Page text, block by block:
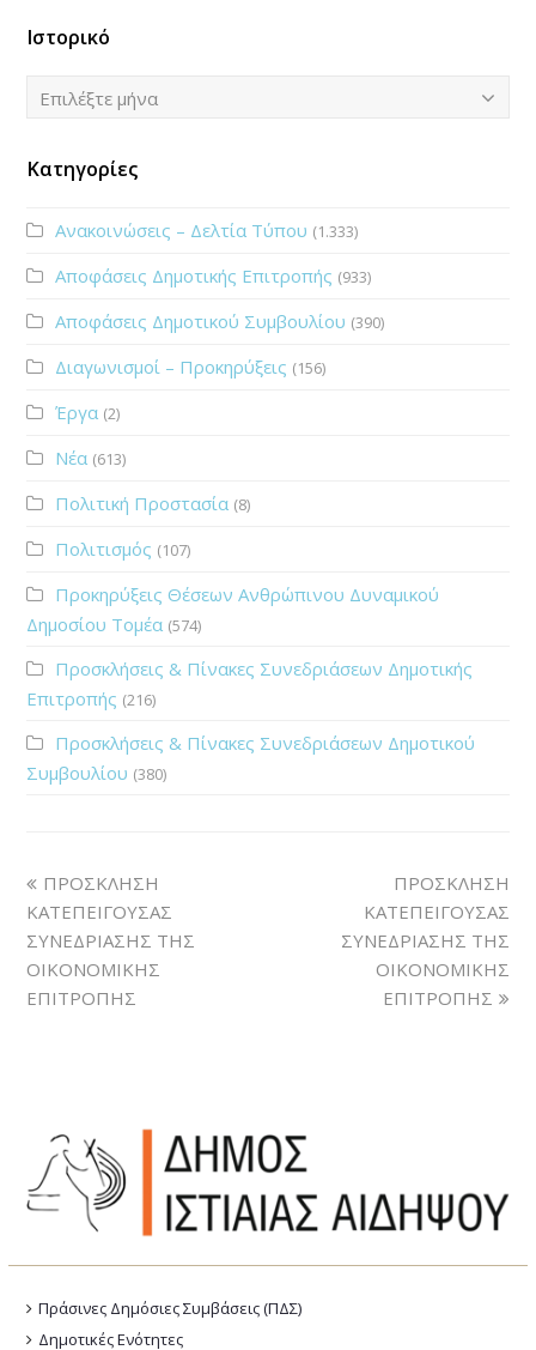
Ιστορικό
Ιστορικό
Επιλέξτε μήνα
Κατηγορίες
Ανακοινώσεις – Δελτία Τύπου (1.333)
Αποφάσεις Δημοτικής Επιτροπής (933)
Αποφάσεις Δημοτικού Συμβουλίου (390)
Διαγωνισμοί – Προκηρύξεις (156)
Έργα (2)
Νέα (613)
Πολιτική Προστασία (8)
Πολιτισμός (107)
Προκηρύξεις Θέσεων Ανθρώπινου Δυναμικού
Δημοσίου Τομέα (574)
Προσκλήσεις & Πίνακες Συνεδριάσεων Δημοτικής
Επιτροπής (216)
Προσκλήσεις & Πίνακες Συνεδριάσεων Δημοτικού
Συμβουλίου (380)
ΠΡΟΣΚΛΗΣΗ
ΚΑΤΕΠΕΙΓΟΥΣΑΣ
ΣΥΝΕΔΡΙΑΣΗΣ ΤΗΣ
ΟΙΚΟΝΟΜΙΚΗΣ
ΕΠΙΤΡΟΠΗΣ
ΠΡΟΣΚΛΗΣΗ
ΚΑΤΕΠΕΙΓΟΥΣΑΣ
ΣΥΝΕΔΡΙΑΣΗΣ ΤΗΣ
ΟΙΚΟΝΟΜΙΚΗΣ
ΕΠΙΤΡΟΠΗΣ
Πράσινες Δημόσιες Συμβάσεις (ΠΔΣ)
Δημοτικές Ενότητες